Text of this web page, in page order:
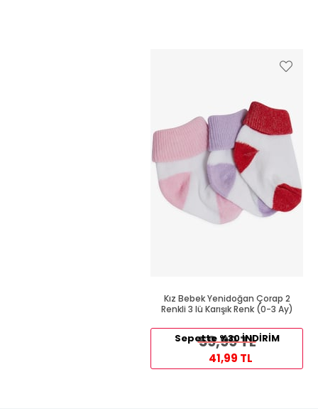
Kız Bebek Yenidoğan Çorap 2
Renkli 3 lü Karışık Renk (0-3 Ay)
59,99 TL
Sepette %30 İNDİRİM
41,99 TL